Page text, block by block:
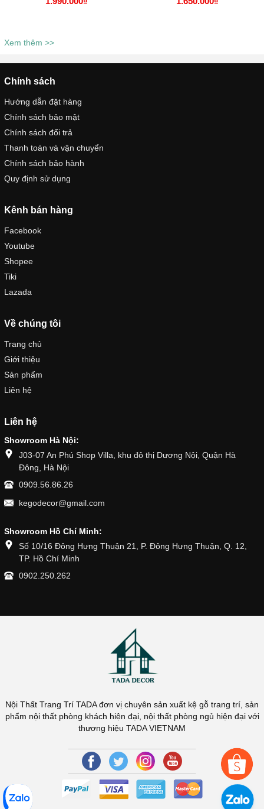
Xem thêm >>
Chính sách
Hướng dẫn đặt hàng
Chính sách bảo mật
Chính sách đổi trả
Thanh toán và vận chuyển
Chính sách bảo hành
Quy định sử dụng
Kênh bán hàng
Facebook
Youtube
Shopee
Tiki
Lazada
Về chúng tôi
Trang chủ
Giới thiệu
Sản phẩm
Liên hệ
Liên hệ
Showroom Hà Nội:
J03-07 An Phú Shop Villa, khu đô thị Dương Nội, Quận Hà
Đông, Hà Nội
0909.56.86.26
kegodecor@gmail.com
Showroom Hồ Chí Minh:
Số 10/16 Đông Hưng Thuận 21, P. Đông Hưng Thuận, Q. 12,
TP. Hồ Chí Minh
0902.250.262
Nội Thất Trang Trí TADA đơn vị chuyên sản xuất kệ gỗ trang trí, sản
phẩm nội thất phòng khách hiện đại, nội thất phòng ngủ hiện đại với
thương hiệu TADA VIETNAM